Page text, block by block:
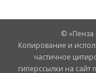
©
Копирование и
частичное
гиперссылки на